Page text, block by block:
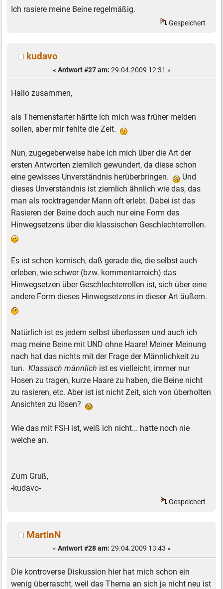
Ich rasiere meine Beine regelmäßig.
Gespeichert
kudavo
« Antwort #27 am: 29.04.2009 12:31 »
Hallo zusammen,
als Themenstarter härtte ich mich was früher melden
sollen, aber mir fehlte die Zeit.
Nun, zugegeberweise habe ich mich über die Art der
ersten Antworten ziemlich gewundert, da diese schon
eine gewisses Unverständnis herüberbringen.
Und
dieses Unverständnis ist ziemlich ähnlich wie das, das
man als rocktragender Mann oft erlebt. Dabei ist das
Rasieren der Beine doch auch nur eine Form des
Hinwegsetzens über die klassischen Geschlechterrollen.
Es ist schon komisch, daß gerade die, die selbst auch
erleben, wie schwer (bzw. kommentarreich) das
Hinwegsetzen über Geschlechterrollen ist, sich über eine
andere Form dieses Hinwegsetzens in dieser Art äußern.
Natürlich ist es jedem selbst überlassen und auch ich
mag meine Beine mit UND ohne Haare! Meiner Meinung
nach hat das nichts mit der Frage der Männlichkeit zu
tun.Klassisch männlich ist es vielleicht, immer nur
Hosen zu tragen, kurze Haare zu haben, die Beine nicht
zu rasieren, etc. Aber ist ist nicht Zeit, sich von überholten
Ansichten zu lösen?
Wie das mit FSH ist, weiß ich nicht... hatte noch nie
welche an.
Zum Gruß,
-kudavo-
Gespeichert
MartinN
« Antwort #28 am: 29.04.2009 13:43 »
Die kontroverse Diskussion hier hat mich schon ein
wenig überrascht, weil das Thema an sich ja nicht neu ist